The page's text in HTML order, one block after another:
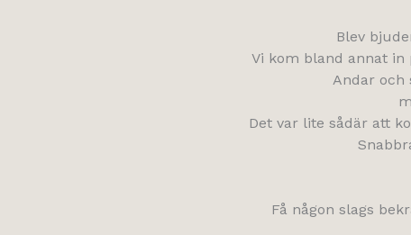
Blev
Vi kom bland annat
Andar och
Det var lite sådär att
Få någon slags